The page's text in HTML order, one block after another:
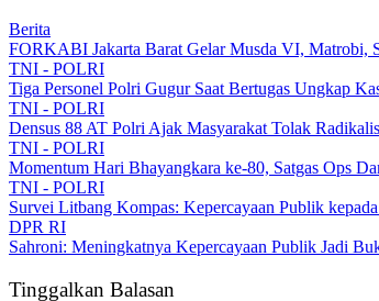
Berita
FORKABI Jakarta Barat Gelar Musda VI, Matrobi,
TNI - POLRI
Tiga Personel Polri Gugur Saat Bertugas Ungkap
TNI - POLRI
Densus 88 AT Polri Ajak Masyarakat Tolak
TNI - POLRI
Momentum Hari Bhayangkara ke-80, Satgas Ops
TNI - POLRI
Survei Litbang Kompas: Kepercayaan Publik
DPR RI
Sahroni: Meningkatnya Kepercayaan Publik Jadi
Tinggalkan Balasan